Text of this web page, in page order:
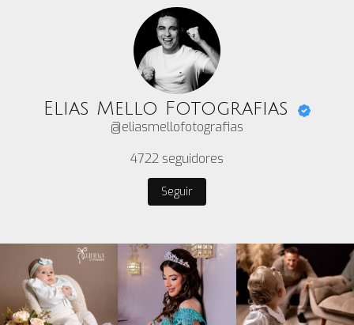
Elias Mello Fotografias
@eliasmellofotografias
4722 seguidores
Seguir